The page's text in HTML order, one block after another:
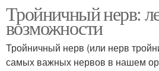
Тройничный нерв:
возможности
Тройничный нерв (или нерв
самых важных нервов в нашем